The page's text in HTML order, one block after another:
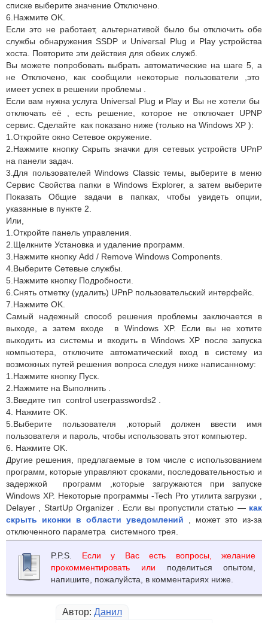
списке выберите значение Отключено.
6.Нажмите OK.
Если это не работает, альтернативой было бы отключить обе
службы обнаружения SSDP и Universal Plug и Play устройства
хоста. Повторите эти действия для обеих служб.
Вы можете попробовать выбрать автоматические на шаге 5, а
не Отключено, как сообщили некоторые пользователи ,это
имеет успех в решении проблемы .
Если вам нужна услуга Universal Plug и Play и Вы не хотели бы
отключать её , есть решение, которое не отключает UPNP
сервис. Сделайте как показано ниже (только на Windows XP ):
1.Откройте окно Сетевое окружение.
2.Нажмите кнопку Скрыть значки для сетевых устройств UPnP
на панели задач.
3.Для пользователей Windows Classic темы, выберите в меню
Сервис Свойства папки в Windows Explorer, а затем выберите
Показать Общие задачи в папках, чтобы увидеть опции,
указанные в пункте 2.
Или,
1.Откройте панель управления.
2.Щелкните Установка и удаление программ.
3.Нажмите кнопку Add / Remove Windows Components.
4.Выберите Сетевые службы.
5.Нажмите кнопку Подробности.
6.Снять отметку (удалить) UPnP пользовательский интерфейс.
7.Нажмите OK.
Самый надежный способ решения проблемы заключается в
выходе, а затем входе в Windows XP. Если вы не хотите
выходить из системы и входить в Windows XP после запуска
компьютера, отключите автоматический вход в систему из
возможных путей решения вопроса следуя ниже написанному:
1.Нажмите кнопку Пуск.
2.Нажмите на Выполнить .
3.Введите тип control userpasswords2 .
4. Нажмите OK.
5.Выберите пользователя ,который должен ввести имя
пользователя и пароль, чтобы использовать этот компьютер.
6. Нажмите OK.
Другие решения, предлагаемые в том числе с использованием
программ, которые управляют сроками, последовательностью и
задержкой программ ,которые загружаются при запуске
Windows XP. Некоторые программы -Tech Pro утилита загрузки ,
Delayer , StartUp Organizer . Если вы пропустили статью — как
скрыть иконки в области уведомлений , может это из-за
отключенного параметра системного трея.
P.P.S. Если у Вас есть вопросы, желание
прокомментировать или поделиться опытом,
напишите, пожалуйста, в комментариях ниже.
Автор: Данил